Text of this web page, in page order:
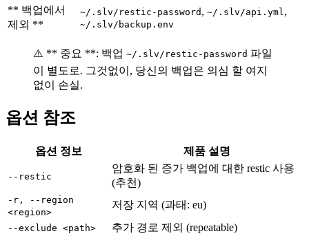
** 백업에서
제외 **
~/.slv/restic-password , ~/.slv/api.yml,
~/.slv/backup.env
⚠️ ** 중요 **: 백업 ~/.slv/restic-password 파일
이 별도로. 그것없이, 당신의 백업은 의심 할 여지
없이 손실.
옵션 참조
옵션 정보 제품 설명
--restic
암호화 된 증가 백업에 대한 restic 사용
(추천)
-r, --region
<region>
저장 지역 (과태: eu)
--exclude <path> 추가 경로 제외 (repeatable)